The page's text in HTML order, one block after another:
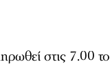
στις 7.00 το